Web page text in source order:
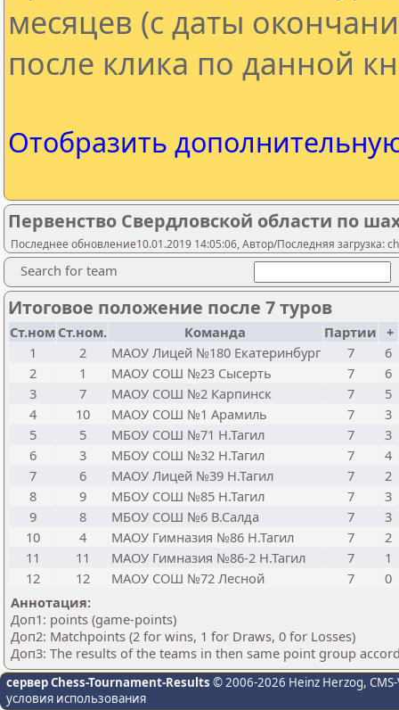
месяцев (с даты
после клика по данной
Отобразить
Первенство Свердловской области по
Последнее обновление10.01.2019 14:05:06, Автор/Последняя загрузка:
Search for team
Итоговое положение после 7 туров
Ст.ном Ст.ном. Команда Партии +
1
2 МАОУ Лицей №180 Екатеринбург 7
6
2
1 МАОУ СОШ №23 Сысерть 7
6
3
7 МАОУ СОШ №2 Карпинск 7
5
4
10 МАОУ СОШ №1 Арамиль 7
3
5
5 МБОУ СОШ №71 Н.Тагил 7
3
6
3 МБОУ СОШ №32 Н.Тагил 7
4
7
6 МАОУ Лицей №39 Н.Тагил 7
2
8
9 МБОУ СОШ №85 Н.Тагил 7
3
9
8 МБОУ СОШ №6 В.Салда 7
3
10
4 МАОУ Гимназия №86 Н.Тагил 7
2
11
11 МАОУ Гимназия №86-2 Н.Тагил 7
1
12
12 МАОУ СОШ №72 Лесной 7
0
Аннотация:
Доп1: points (game-points)
Доп2: Matchpoints (2 for wins, 1 for Draws, 0 for Losses)
Доп3: The results of the teams in then same point group
сервер Chess-Tournament-Results © 2006-2026 Heinz Herzog,
условия использования